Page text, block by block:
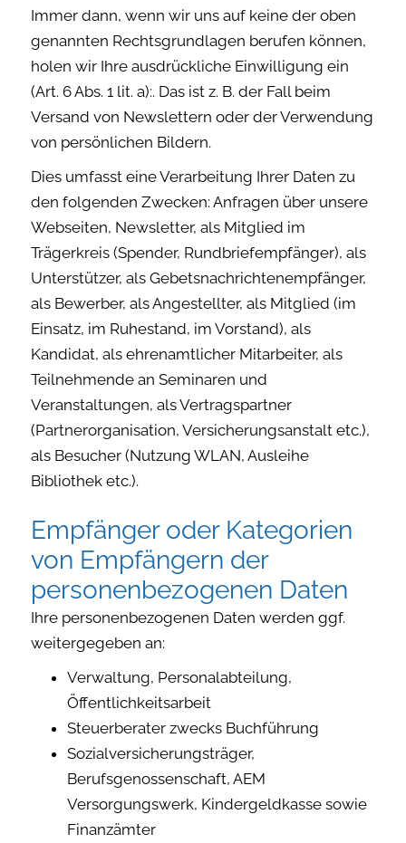
Immer dann, wenn wir uns auf keine der oben
genannten Rechtsgrundlagen berufen können,
holen wir Ihre ausdrückliche Einwilligung ein
(Art. 6 Abs. 1 lit. a):. Das ist z. B. der Fall beim
Versand von Newslettern oder der Verwendung
von persönlichen Bildern.
Dies umfasst eine Verarbeitung Ihrer Daten zu
den folgenden Zwecken: Anfragen über unsere
Webseiten, Newsletter, als Mitglied im
Trägerkreis (Spender, Rundbriefempfänger), als
Unterstützer, als Gebetsnachrichtenempfänger,
als Bewerber, als Angestellter, als Mitglied (im
Einsatz, im Ruhestand, im Vorstand), als
Kandidat, als ehrenamtlicher Mitarbeiter, als
Teilnehmende an Seminaren und
Veranstaltungen, als Vertragspartner
(Partnerorganisation, Versicherungsanstalt etc.),
als Besucher (Nutzung WLAN, Ausleihe
Bibliothek etc.).
Empfänger oder Kategorien
von Empfängern der
personenbezogenen Daten
Ihre personenbezogenen Daten werden ggf.
weitergegeben an:
Verwaltung, Personalabteilung,
Öffentlichkeitsarbeit
Steuerberater zwecks Buchführung
Sozialversicherungsträger,
Berufsgenossenschaft, AEM
Versorgungswerk, Kindergeldkasse sowie
Finanzämter